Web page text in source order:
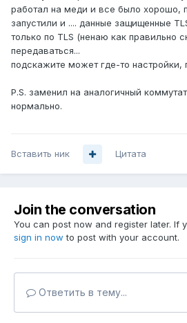
работал на меди и все было хорошо,
запустили и .... данные защищенные
только по TLS (ненаю как правильно
передаваться...
подскажите может где-то настройки,
P.S. заменил на аналогичный
нормально.
Вставить ник Цитата
Join the conversation
You can post now and register later. If
sign in now to post with your account.
Ответить в тему...